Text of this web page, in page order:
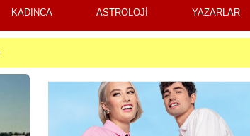
KADINCA ASTROLOJİ YAZARLAR